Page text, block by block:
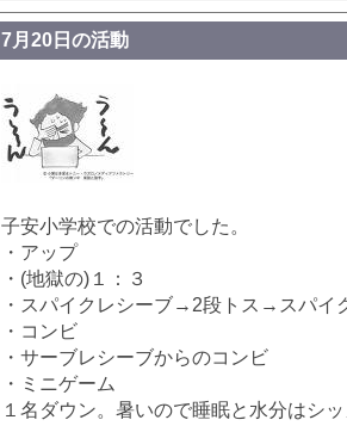
7月20日の活動
子安小学校での活動でした。
・アップ
・(地獄の)１：３
・スパイクレシーブ→2段トス→スパイ
・コンビ
・サーブレシーブからのコンビ
・ミニゲーム
１名ダウン。暑いので睡眠と水分はシ